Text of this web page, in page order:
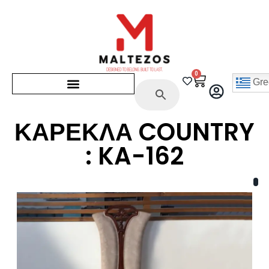
0
ΚΑΡΕΚΛΑ COUNTRY
: KA-162